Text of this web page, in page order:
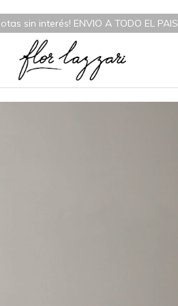
sin interés! ENVIO A TODO EL PAIS